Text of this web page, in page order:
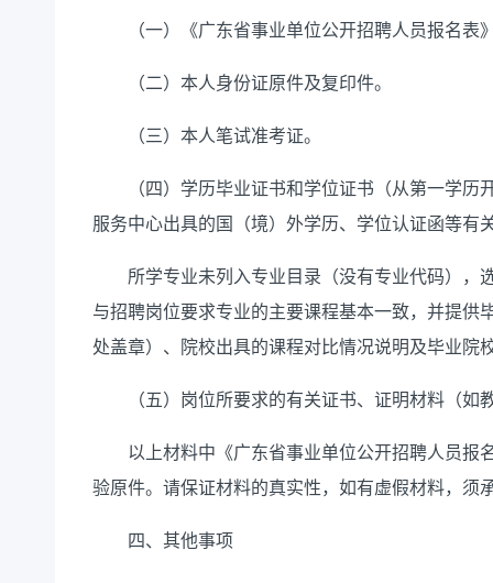
（一）《广东省事业单位公开招聘人员报名表
（二）本人身份证原件及复印件。
（三）本人笔试准考证。
（四）学历毕业证书和学位证书（从第一学历
服务中心出具的国（境）外学历、学位认证函等有
所学专业未列入专业目录（没有专业代码），
与招聘岗位要求专业的主要课程基本一致，并提供
处盖章）、院校出具的课程对比情况说明及毕业院
（五）岗位所要求的有关证书、证明材料（如
以上材料中《广东省事业单位公开招聘人员报
验原件。请保证材料的真实性，如有虚假材料，须
四、其他事项